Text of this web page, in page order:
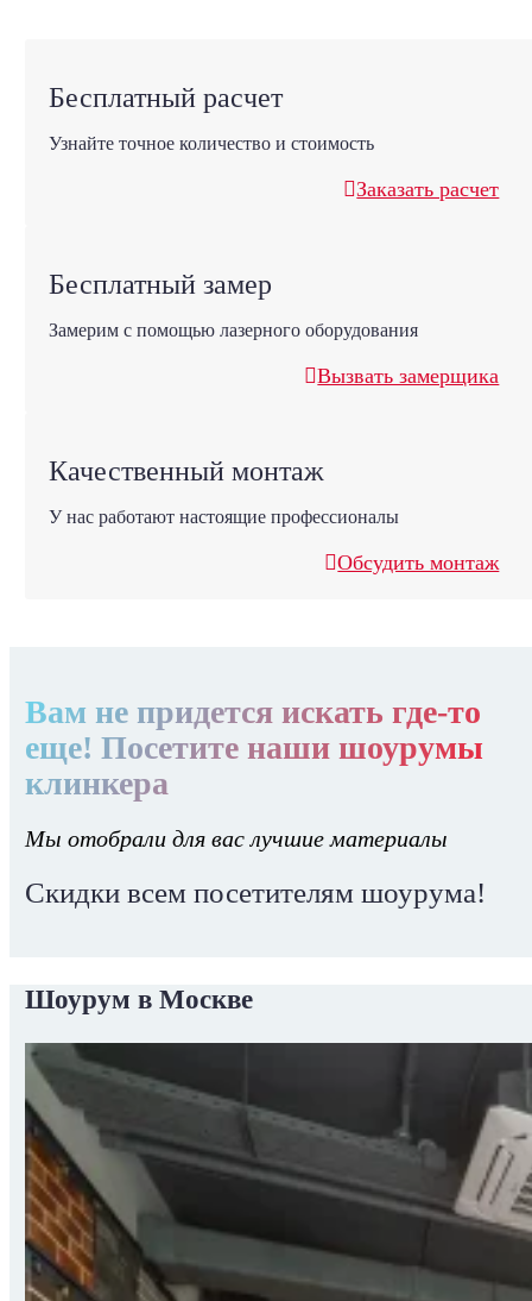
Бесплатный расчет
Узнайте точное количество и стоимость
Заказать расчет
Бесплатный замер
Замерим с помощью лазерного оборудования
Вызвать замерщика
Качественный монтаж
У нас работают настоящие профессионалы
Обсудить монтаж
Вам не придется искать где-то
еще! Посетите наши шоурумы
клинкера
Мы отобрали для вас лучшие материалы
Скидки всем посетителям шоурума!
Шоурум в Москве